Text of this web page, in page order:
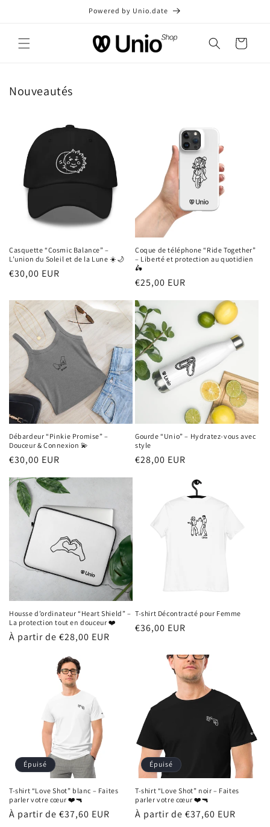
Powered by Unio.date
Panier
Nouveautés
Casquette “Cosmic Balance” –
L’union du Soleil et de la Lune ☀️🌙
Prix
€30,00 EUR
Coque de téléphone “Ride Together”
– Liberté et protection au quotidien
🛵
Prix
habituel
€25,00 EUR
Débardeur “Pinkie Promise” –
Douceur & Connexion 💫
Prix
habituel
€30,00 EUR
Gourde “Unio” – Hydratez-vous avec
style
Prix
€28,00 EUR
Housse d’ordinateur “Heart Shield” –
La protection tout en douceur ❤️
Prix
À partir de €28,00 EUR
T-shirt Décontracté pour Femme
Prix
€36,00 EUR
Épuisé
T-shirt “Love Shot” blanc – Faites
parler votre cœur ❤️🔫
Prix
À partir de €37,60 EUR
Épuisé
T-shirt “Love Shot” noir – Faites
parler votre cœur ❤️🔫
Prix
À partir de €37,60 EUR